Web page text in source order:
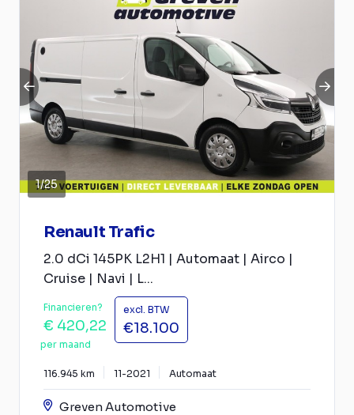
1/25
Renault Trafic
2.0 dCi 145PK L2H1 | Automaat | Airco |
Cruise | Navi | L...
Financieren?
€ 420,22
per maand
excl. BTW
€18.100
116.945 km 11-2021 Automaat
Greven Automotive